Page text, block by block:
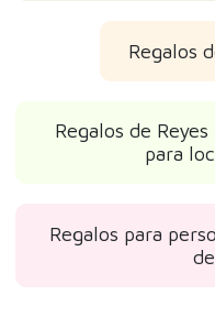
Regalos
Regalos de
para
Regalos para